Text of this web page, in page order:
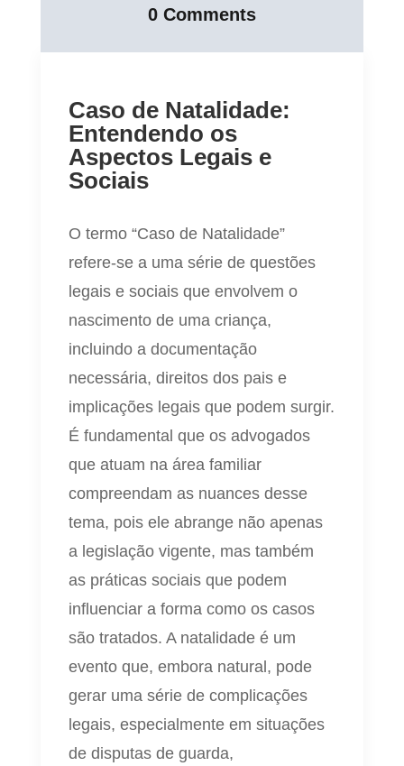
0 Comments
Caso de Natalidade:
Entendendo os
Aspectos Legais e
Sociais
O termo “Caso de Natalidade”
refere-se a uma série de questões
legais e sociais que envolvem o
nascimento de uma criança,
incluindo a documentação
necessária, direitos dos pais e
implicações legais que podem surgir.
É fundamental que os advogados
que atuam na área familiar
compreendam as nuances desse
tema, pois ele abrange não apenas
a legislação vigente, mas também
as práticas sociais que podem
influenciar a forma como os casos
são tratados. A natalidade é um
evento que, embora natural, pode
gerar uma série de complicações
legais, especialmente em situações
de disputas de guarda,